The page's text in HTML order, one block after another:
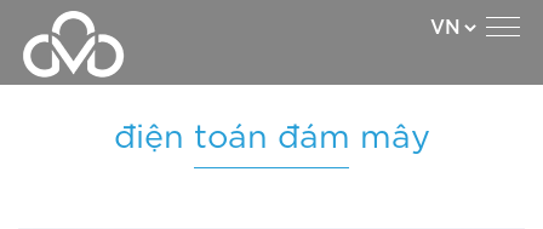
điện toán đám mây